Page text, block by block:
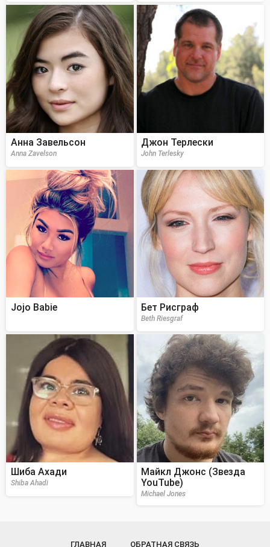
Анна Завельсон
Anna Zavelson
Джон Терлески
John Terlesky
Jojo Babie Бет Рисграф
Beth Riesgraf
Шиба Ахади
Shiba Ahadi
Майкл Джонс (Звезда
YouTube)
Michael Jones
ГЛАВНАЯ ОБРАТНАЯ СВЯЗЬ